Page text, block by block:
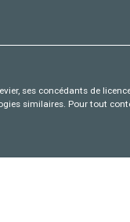
ses concédants de
similaires. Pour tout